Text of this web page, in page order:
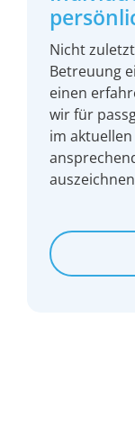
Nicht
Betreuung
einen
wir für
im